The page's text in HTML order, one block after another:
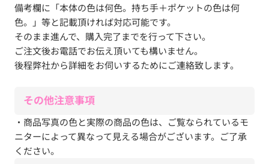
備考欄に「本体の色は何色。持ち手＋ポケットの色は何
色。」等と記載頂ければ対応可能です。
そのまま進んで、購入完了までを行って下さい。
ご注文後お電話でお伝え頂いても構いません。
後程弊社から詳細をお伺いするためにご連絡致します。
その他注意事項
・商品写真の色と実際の商品の色は、ご覧なられているモ
ニターによって異なって見える場合がございます。ご了承
ください。